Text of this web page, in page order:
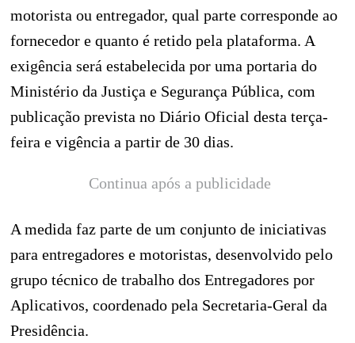
motorista ou entregador, qual parte corresponde ao
fornecedor e quanto é retido pela plataforma. A
exigência será estabelecida por uma portaria do
Ministério da Justiça e Segurança Pública, com
publicação prevista no Diário Oficial desta terça-
feira e vigência a partir de 30 dias.
Continua após a publicidade
A medida faz parte de um conjunto de iniciativas
para entregadores e motoristas, desenvolvido pelo
grupo técnico de trabalho dos Entregadores por
Aplicativos, coordenado pela Secretaria-Geral da
Presidência.